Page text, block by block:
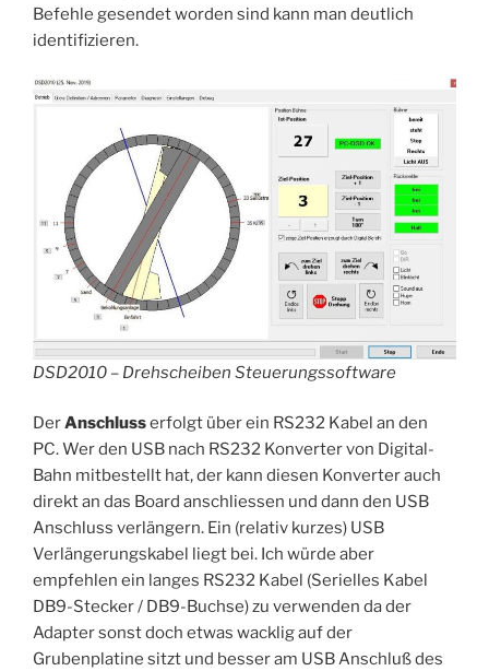
Befehle gesendet worden sind kann man deutlich
identifizieren.
DSD2010 – Drehscheiben Steuerungssoftware
DerAnschlusserfolgt über ein RS232 Kabel an den
PC. Wer den USB nach RS232 Konverter von Digital-
Bahn mitbestellt hat, der kann diesen Konverter auch
direkt an das Board anschliessen und dann den USB
Anschluss verlängern. Ein (relativ kurzes) USB
Verlängerungskabel liegt bei. Ich würde aber
empfehlen ein langes RS232 Kabel (Serielles Kabel
DB9-Stecker / DB9-Buchse) zu verwenden da der
Adapter sonst doch etwas wacklig auf der
Grubenplatine sitzt und besser am USB Anschluß des